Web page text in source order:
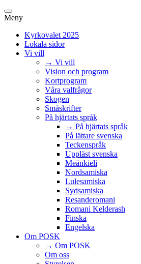
Meny
Kyrkovalet 2025
Lokala sidor
Vi vill
→ Vi vill
Vision och program
Kortprogram
Våra valfrågor
Skogen
Småskrifter
På hjärtats språk
→ På hjärtats språk
På lättare svenska
Teckenspråk
Uppläst svenska
Meänkieli
Nordsamiska
Lulesamiska
Sydsamiska
Resanderomani
Romani Kelderash
Finska
Engelska
Om POSK
→ Om POSK
Om oss